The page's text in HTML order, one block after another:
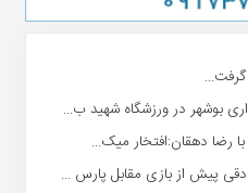
گرفت...
بوشهر در ورزشگاه شهید ب...
با رضا دهقان:افتخار میک...
پیش از بازی مقابل پارس ...